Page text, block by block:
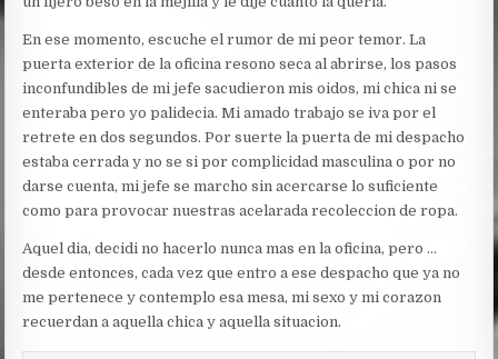
En ese momento, escuche el rumor de mi peor temor. La
puerta exterior de la oficina resono seca al abrirse, los pasos
inconfundibles de mi jefe sacudieron mis oidos, mi chica ni se
enteraba pero yo palidecia. Mi amado trabajo se iva por el
retrete en dos segundos. Por suerte la puerta de mi despacho
estaba cerrada y no se si por complicidad masculina o por no
darse cuenta, mi jefe se marcho sin acercarse lo suficiente
como para provocar nuestras acelarada recoleccion de ropa.
Aquel dia, decidi no hacerlo nunca mas en la oficina, pero …
desde entonces, cada vez que entro a ese despacho que ya no
me pertenece y contemplo esa mesa, mi sexo y mi corazon
recuerdan a aquella chica y aquella situacion.